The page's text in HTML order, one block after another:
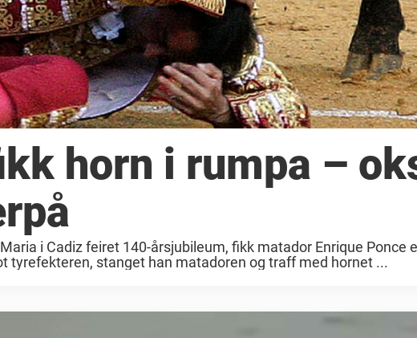
horn i rumpa –
i Cadiz feiret 140-årsjubileum, fikk matador Enrique Ponce
tyrefekteren, stanget han matadoren og traff med hornet ...